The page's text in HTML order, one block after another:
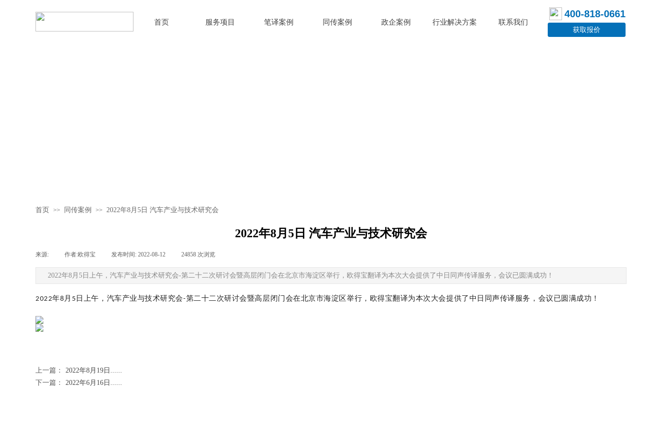
首页 服务项目 笔译案例 同传案例 政企案例 行业解决方案 联系我们
400-818-0661
获取报价
首页 >> 同传案例 >> 2022年8月5日 汽车产业与技术研究会
2022年8月5日 汽车产业与技术研究会
来源: 作者:欧得宝 发布时间: 2022-08-12 24858 次浏览
2022年8月5日上午，汽车产业与技术研究会-第二十二次研讨会暨高层闭门会在北京市海淀区举行，欧得宝翻译为本次大会提供了中日同声传译服务，会议已圆满成功！
2022年8 月 5 日上午，汽车产业与技术研究会-第二十二次研讨会暨高层闭门会在北京市海淀区举行，欧得宝翻译为本次大会提供了中日同声传译服务，会议已圆满成功 ！
上一篇：
2022年8月19日......
下一篇：
2022年6月16日......